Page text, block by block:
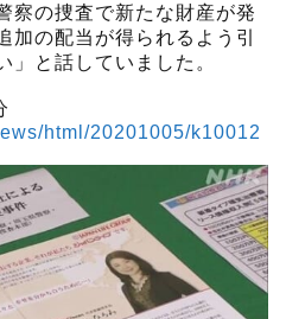
察の捜査で新たな財産が発
加の配当が得られるよう引
」と話していました。
html/20201005/k10012